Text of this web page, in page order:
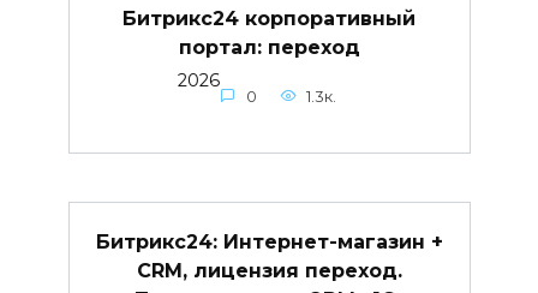
Битрикс24 корпоративный
портал: переход
2026
0 1.3к.
Битрикс24: Интернет-магазин +
CRM, лицензия переход.